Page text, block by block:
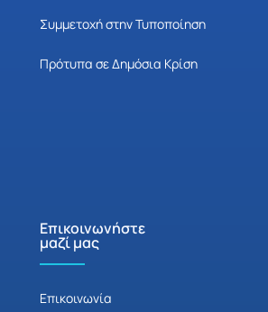
Συμμετοχή στην Τυποποίηση
Πρότυπα σε Δημόσια Κρίση
Επικοινωνήστε
μαζί μας
Επικοινωνία